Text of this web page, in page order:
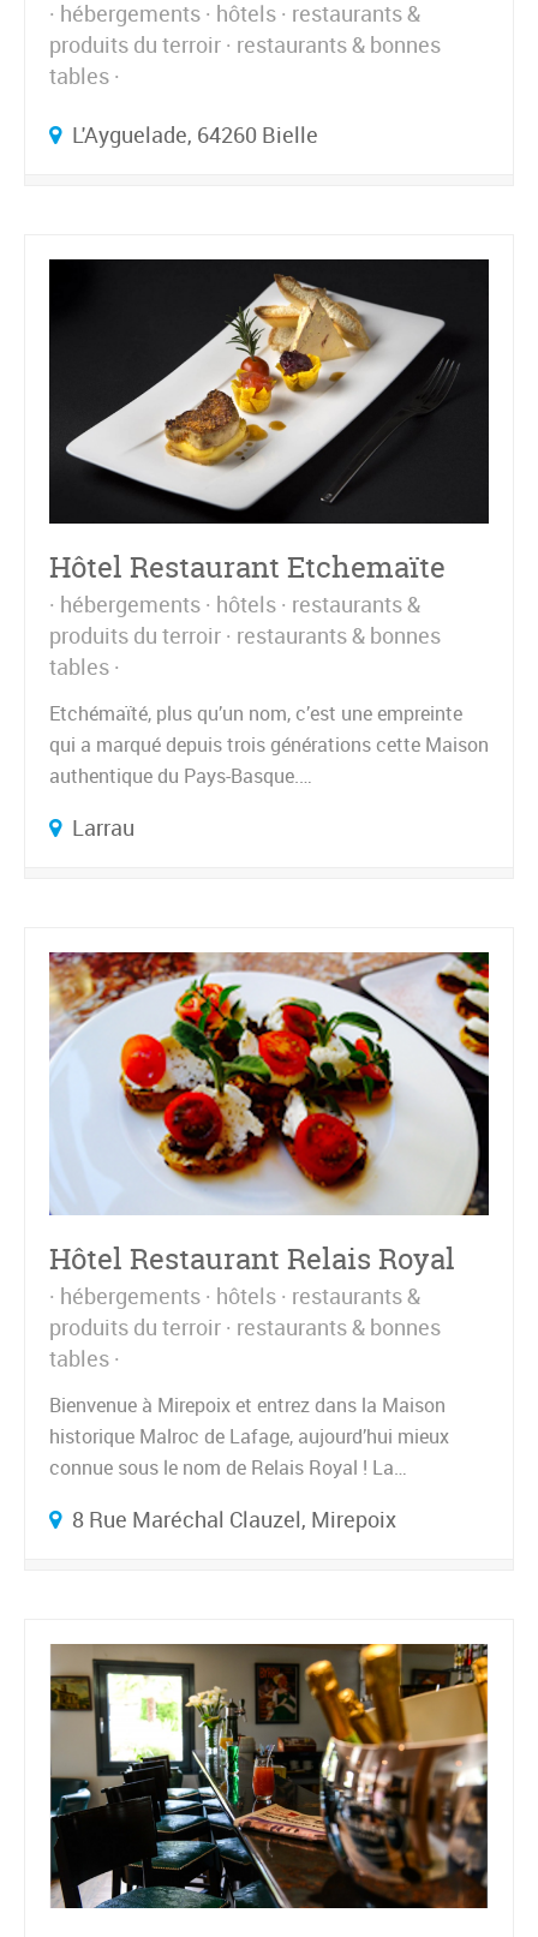
hébergements hôtels restaurants &
produits du terroir restaurants & bonnes
tables
L'Ayguelade, 64260 Bielle
Hôtel Restaurant Etchemaïte
hébergements hôtels restaurants &
produits du terroir restaurants & bonnes
tables
Etchémaïté, plus qu’un nom, c’est une empreinte
qui a marqué depuis trois générations cette Maison
authentique du Pays-Basque.…
Larrau
Hôtel Restaurant Relais Royal
hébergements hôtels restaurants &
produits du terroir restaurants & bonnes
tables
Bienvenue à Mirepoix et entrez dans la Maison
historique Malroc de Lafage, aujourd’hui mieux
connue sous le nom de Relais Royal ! La…
8 Rue Maréchal Clauzel, Mirepoix